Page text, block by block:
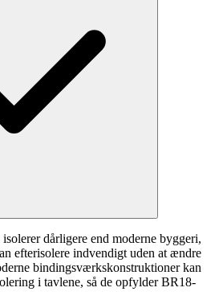
dårligere end moderne byggeri,
efterisolere indvendigt uden at ændre
bindingsværkskonstruktioner kan
i tavlene, så de opfylder BR18-